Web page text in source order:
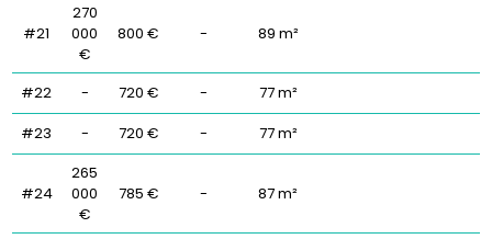
#21
270
000
€
800 € - 89 m²
#22 - 720 € -
77 m²
#23
- 720 € - 77 m²
#24
265
000
€
785 € - 87 m²